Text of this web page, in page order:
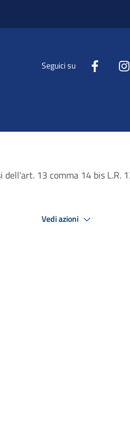
Seguici su
13 comma 14 bis L.R.
Vedi azioni